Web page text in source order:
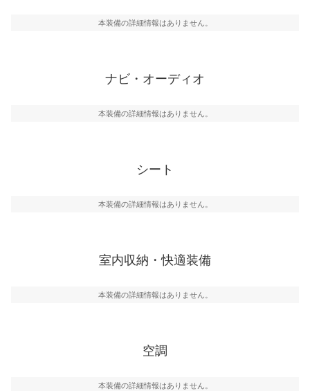
本装備の詳細情報はありません。
ナビ・オーディオ
本装備の詳細情報はありません。
シート
本装備の詳細情報はありません。
室内収納・快適装備
本装備の詳細情報はありません。
空調
本装備の詳細情報はありません。